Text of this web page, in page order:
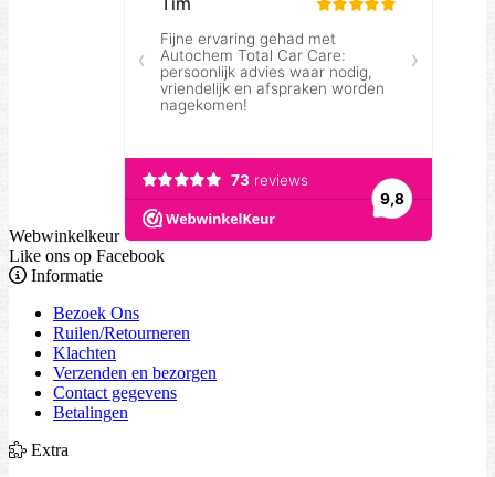
Webwinkelkeur
Like ons op Facebook
Informatie
Bezoek Ons
Ruilen/Retourneren
Klachten
Verzenden en bezorgen
Contact gegevens
Betalingen
Extra